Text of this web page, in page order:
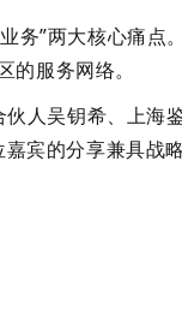
务”两大核心痛点
服务网络。
人吴钥希、上海鉴
嘉宾的分享兼具战